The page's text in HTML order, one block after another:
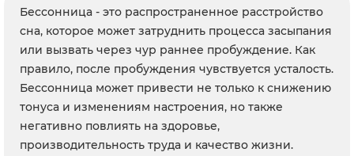
Бессонница - это распространенное расстройство
сна, которое может затруднить процесса засыпания
или вызвать через чур раннее пробуждение. Как
правило, после пробуждения чувствуется усталость.
Бессонница может привести не только к снижению
тонуса и изменениям настроения, но также
негативно повлиять на здоровье,
производительность труда и качество жизни.